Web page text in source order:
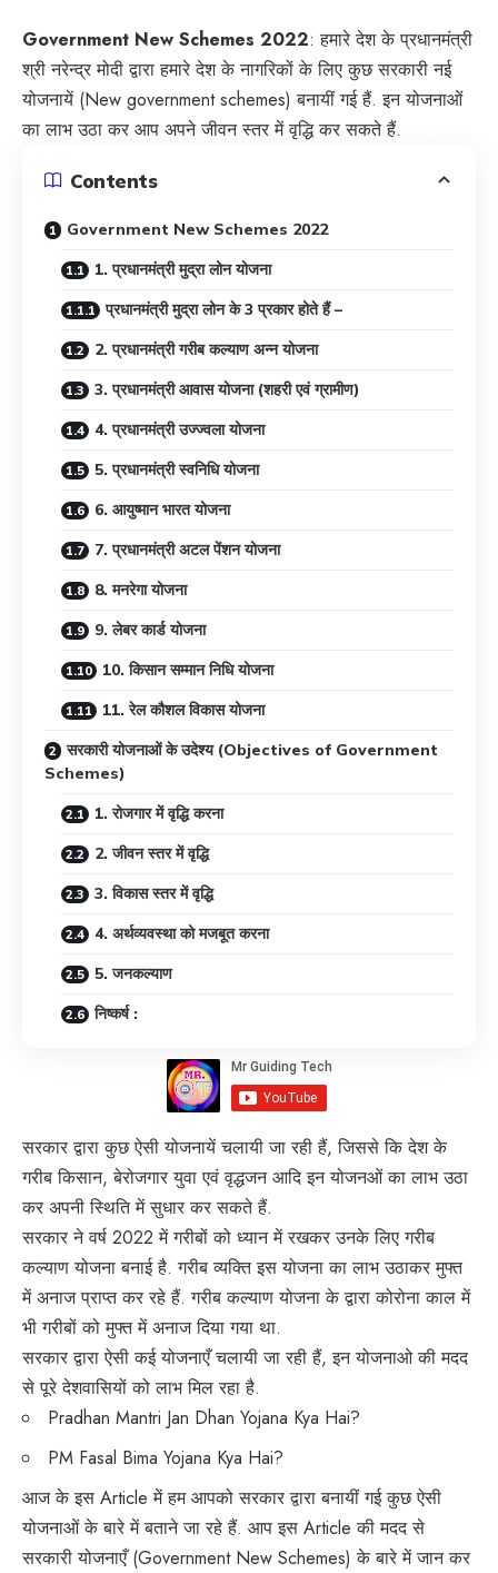
Government New Schemes 2022: हमारे देश के प्रधानमंत्री
श्री नरेन्द्र मोदी द्वारा हमारे देश के नागरिकों के लिए कुछ सरकारी नई
योजनायें (New government schemes) बनायीं गई हैं. इन योजनाओं
का लाभ उठा कर आप अपने जीवन स्तर में वृद्धि कर सकते हैं.
Contents
Government New Schemes 2022
1. प्रधानमंत्री मुद्रा लोन योजना
प्रधानमंत्री मुद्रा लोन के 3 प्रकार होते हैं –
2. प्रधानमंत्री गरीब कल्याण अन्न योजना
3. प्रधानमंत्री आवास योजना (शहरी एवं ग्रामीण)
4. प्रधानमंत्री उज्ज्वला योजना
5. प्रधानमंत्री स्वनिधि योजना
6. आयुष्मान भारत योजना
7. प्रधानमंत्री अटल पेंशन योजना
8. मनरेगा योजना
9. लेबर कार्ड योजना
10. किसान सम्मान निधि योजना
11. रेल कौशल विकास योजना
सरकारी योजनाओं के उदेश्य (Objectives of Government
Schemes)
1. रोजगार में वृद्धि करना
2. जीवन स्तर में वृद्धि
3. विकास स्तर में वृद्धि
4. अर्थव्यवस्था को मजबूत करना
5. जनकल्याण
निष्कर्ष :
सरकार द्वारा कुछ ऐसी योजनायें चलायी जा रही हैं, जिससे कि देश के
गरीब किसान, बेरोजगार युवा एवं वृद्धजन आदि इन योजनओं का लाभ उठा
कर अपनी स्थिति में सुधार कर सकते हैं.
सरकार ने वर्ष 2022 में गरीबों को ध्यान में रखकर उनके लिए गरीब
कल्याण योजना बनाई है. गरीब व्यक्ति इस योजना का लाभ उठाकर मुफ्त
में अनाज प्राप्त कर रहे हैं. गरीब कल्याण योजना के द्वारा कोरोना काल में
भी गरीबों को मुफ्त में अनाज दिया गया था.
सरकार द्वारा ऐसी कई योजनाएँ चलायी जा रही हैं, इन योजनाओ की मदद
से पूरे देशवासियों को लाभ मिल रहा है.
Pradhan Mantri Jan Dhan Yojana Kya Hai?
PM Fasal Bima Yojana Kya Hai?
आज के इस Article में हम आपको सरकार द्वारा बनायीं गई कुछ ऐसी
योजनाओं के बारे में बताने जा रहे हैं. आप इस Article की मदद से
सरकारी योजनाएँ (Government New Schemes) के बारे में जान कर